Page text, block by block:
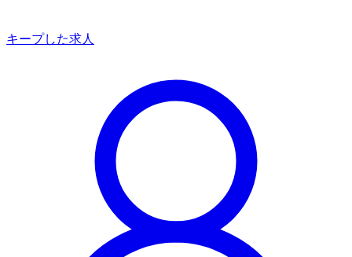
キープした求人